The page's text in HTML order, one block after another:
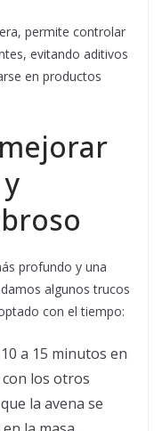
permite controlar
evitando aditivos
en productos
profundo y una
algunos trucos
con el tiempo:
a 15 minutos en
con los otros
la avena se